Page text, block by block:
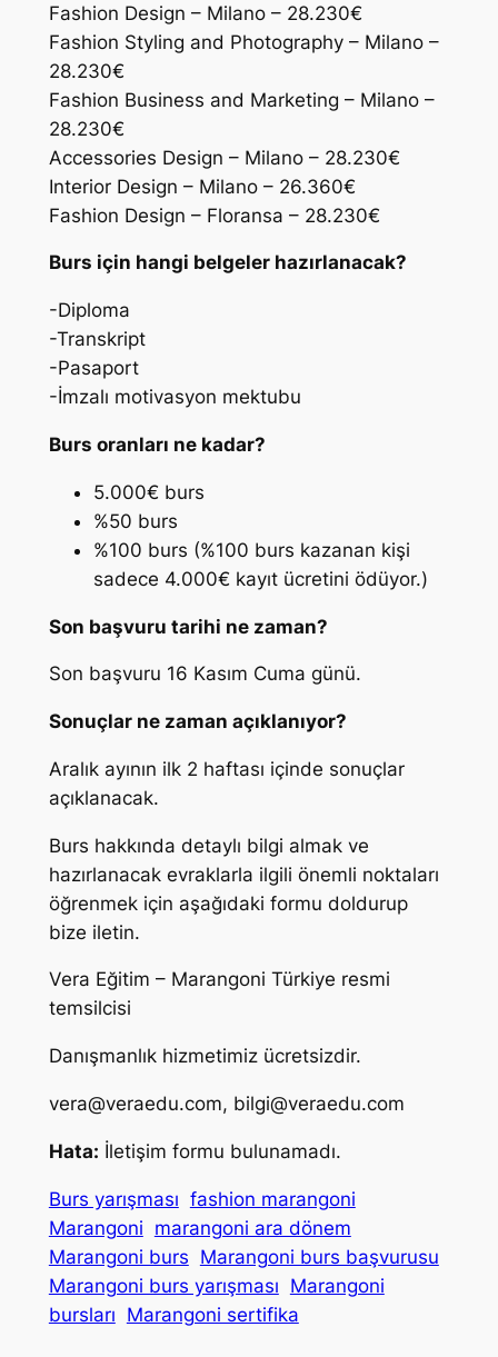
Fashion Design – Milano – 28.230€
Fashion Styling and Photography – Milano –
28.230€
Fashion Business and Marketing – Milano –
28.230€
Accessories Design – Milano – 28.230€
Interior Design – Milano – 26.360€
Fashion Design – Floransa – 28.230€
Burs için hangi belgeler hazırlanacak?
-Diploma
-Transkript
-Pasaport
-İmzalı motivasyon mektubu
Burs oranları ne kadar?
5.000€ burs
%50 burs
%100 burs (%100 burs kazanan kişi
sadece 4.000€ kayıt ücretini ödüyor.)
Son başvuru tarihi ne zaman?
Son başvuru 16 Kasım Cuma günü.
Sonuçlar ne zaman açıklanıyor?
Aralık ayının ilk 2 haftası içinde sonuçlar
açıklanacak.
Burs hakkında detaylı bilgi almak ve
hazırlanacak evraklarla ilgili önemli noktaları
öğrenmek için aşağıdaki formu doldurup
bize iletin.
Vera Eğitim – Marangoni Türkiye resmi
temsilcisi
Danışmanlık hizmetimiz ücretsizdir.
vera@veraedu.com, bilgi@veraedu.com
Hata: İletişim formu bulunamadı.
Burs yarışması fashion marangoni
Marangoni marangoni ara dönem
Marangoni burs Marangoni burs başvurusu
Marangoni burs yarışması Marangoni
bursları Marangoni sertifika